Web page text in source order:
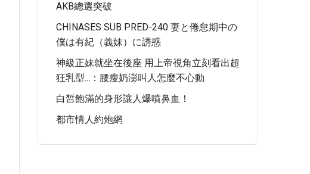
AKB總選突破
CHINASES SUB PRED-240 妻と倦怠期中の
僕は有紀（義妹）に誘惑
神級正妹就坐在後座 用上帝視角立刻看出超
狂乳型...：腰瘦奶澎叫人怎麼不心動
白皙飽滿的身形讓人爆噴鼻血！
都市情人約炮網